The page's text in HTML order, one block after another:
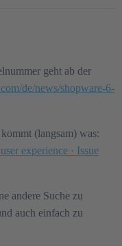
geht ab der
de/news/shopware-6-
(langsam) was:
experience · Issue
andere Suche zu
auch einfach zu